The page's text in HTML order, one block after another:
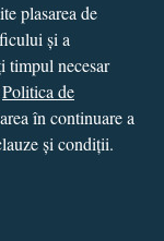
plasarea de
și a
timpul necesar
Politica de
în continuare a
și condiții.